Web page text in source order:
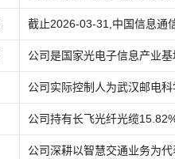
截止2026-03-31,中国信息通
公司是国家光电子信息产业
公司实际控制人为武汉邮电
公司持有长飞光纤光缆
公司深耕以智慧交通业务为